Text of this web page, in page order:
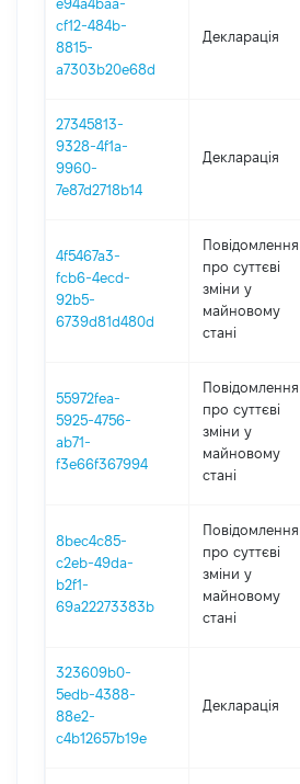
e94a4baa-
cf12-484b-
8815-
a7303b20e68d
Декларація
27345813-
9328-4f1a-
9960-
7e87d2718b14
Декларація
4f5467a3-
fcb6-4ecd-
92b5-
6739d81d480d
Повідомлення
про суттєві
зміни y
майновому
стані
55972fea-
5925-4756-
ab71-
f3e66f367994
Повідомлення
про суттєві
зміни y
майновому
стані
8bec4c85-
c2eb-49da-
b2f1-
69a22273383b
Повідомлення
про суттєві
зміни y
майновому
стані
323609b0-
5edb-4388-
88e2-
c4b12657b19e
Декларація